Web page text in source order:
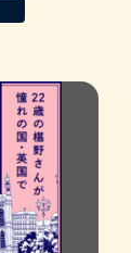
ッセイの連
ずっとエッ